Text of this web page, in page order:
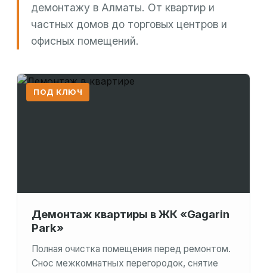
демонтажу в Алматы. От квартир и
частных домов до торговых центров и
офисных помещений.
ПОД КЛЮЧ
Демонтаж квартиры в ЖК «Gagarin
Park»
Полная очистка помещения перед ремонтом.
Снос межкомнатных перегородок, снятие